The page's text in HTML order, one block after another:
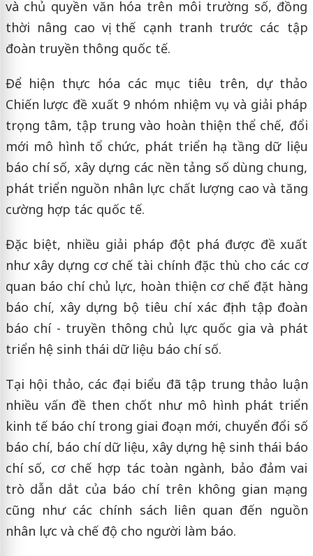
và chủ quyền văn hóa trên môi trường số, đồng
thời nâng cao vị thế cạnh tranh trước các tập
đoàn truyền thông quốc tế.
Để hiện thực hóa các mục tiêu trên, dự thảo
Chiến lược đề xuất 9 nhóm nhiệm vụ và giải pháp
trọng tâm, tập trung vào hoàn thiện thể chế, đổi
mới mô hình tổ chức, phát triển hạ tầng dữ liệu
báo chí số, xây dựng các nền tảng số dùng chung,
phát triển nguồn nhân lực chất lượng cao và tăng
cường hợp tác quốc tế.
Đặc biệt, nhiều giải pháp đột phá được đề xuất
như xây dựng cơ chế tài chính đặc thù cho các cơ
quan báo chí chủ lực, hoàn thiện cơ chế đặt hàng
báo chí, xây dựng bộ tiêu chí xác định tập đoàn
báo chí - truyền thông chủ lực quốc gia và phát
triển hệ sinh thái dữ liệu báo chí số.
Tại hội thảo, các đại biểu đã tập trung thảo luận
nhiều vấn đề then chốt như mô hình phát triển
kinh tế báo chí trong giai đoạn mới, chuyển đổi số
báo chí, báo chí dữ liệu, xây dựng hệ sinh thái báo
chí số, cơ chế hợp tác toàn ngành, bảo đảm vai
trò dẫn dắt của báo chí trên không gian mạng
cũng như các chính sách liên quan đến nguồn
nhân lực và chế độ cho người làm báo.